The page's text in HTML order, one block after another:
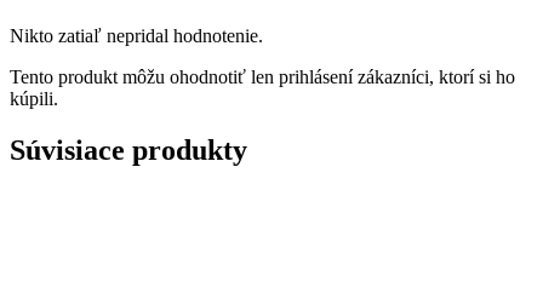
Nikto zatiaľ nepridal hodnotenie.
Tento produkt môžu ohodnotiť len prihlásení zákazníci, ktorí si ho
kúpili.
Súvisiace produkty